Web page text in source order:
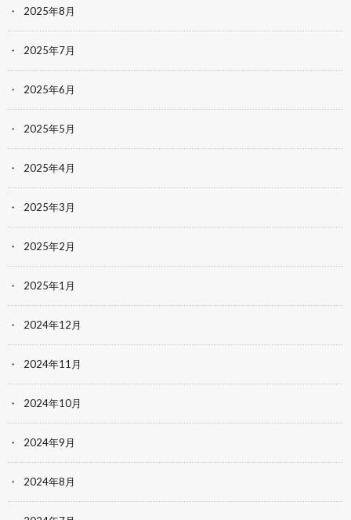
2025年8月
2025年7月
2025年6月
2025年5月
2025年4月
2025年3月
2025年2月
2025年1月
2024年12月
2024年11月
2024年10月
2024年9月
2024年8月